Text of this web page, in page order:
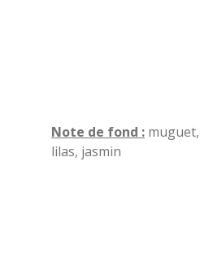
Note de fond : muguet,
lilas, jasmin